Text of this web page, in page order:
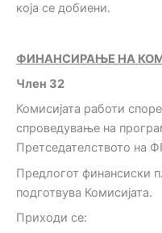
која се добиени.
ФИНАНСИРАЊЕ НА
Член 32
Комисијата работи
спроведување на
Претседателството на
Предлогот финансиски
подготвува Комисијата.
Приходи се: